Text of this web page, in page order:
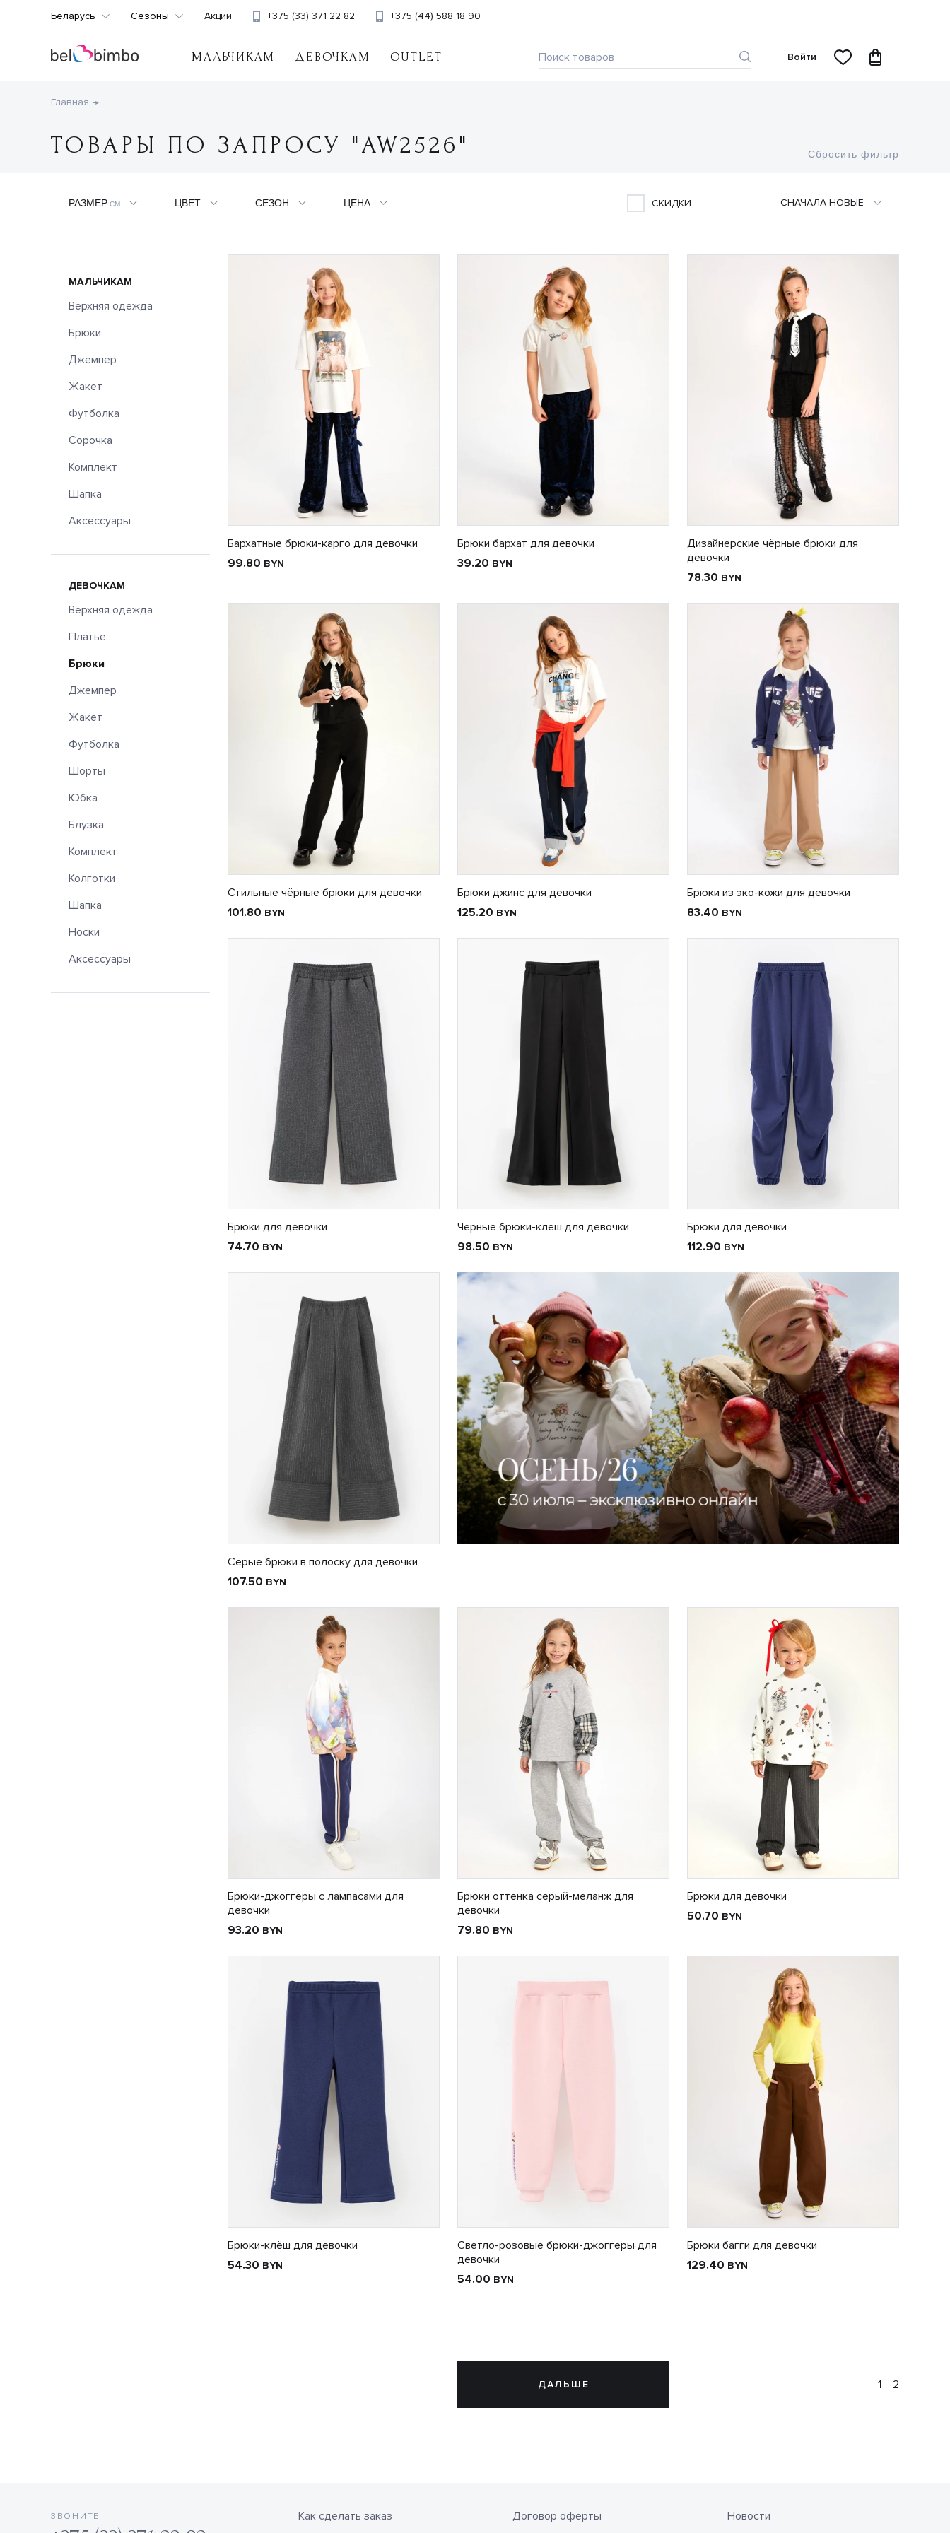
МАЛЬЧИКАМ ДЕВОЧКАМ OUTLET
+375 (33) 371 22 82 +375 (44) 588 18 90
Беларусь Сезоны Акции
Войти
Главная
ТОВАРЫ ПО ЗАПРОСУ "AW2526"
СНАЧАЛА НОВЫЕ
Сбросить фильтр
РАЗМЕР СМ ЦВЕТ СЕЗОН ЦЕНА СКИДКИ
МАЛЬЧИКАМ
Верхняя одежда
Брюки
Джемпер
Жакет
Футболка
Сорочка
Комплект
Шапка
Аксессуары
ДЕВОЧКАМ
Верхняя одежда
Платье
Брюки
Джемпер
Жакет
Футболка
Шорты
Юбка
Блузка
Комплект
Колготки
Шапка
Носки
Аксессуары
Бархатные брюки-карго для девочки
99.80 BYN
Брюки бархат для девочки
39.20 BYN
Дизайнерские чёрные брюки для
девочки
78.30 BYN
Стильные чёрные брюки для девочки
101.80 BYN
Брюки джинс для девочки
125.20 BYN
Брюки из эко-кожи для девочки
83.40 BYN
Брюки для девочки
74.70 BYN
Чёрные брюки-клёш для девочки
98.50 BYN
Брюки для девочки
112.90 BYN
Серые брюки в полоску для девочки
107.50 BYN
Брюки-джоггеры с лампасами для
девочки
93.20 BYN
Брюки оттенка серый-меланж для
девочки
79.80 BYN
Брюки для девочки
50.70 BYN
Брюки-клёш для девочки
54.30 BYN
Светло-розовые брюки-джоггеры для
девочки
54.00 BYN
Брюки багги для девочки
129.40 BYN
ДАЛЬШЕ 1 2
ЗВОНИТЕ Как сделать заказ Договор оферты Новости